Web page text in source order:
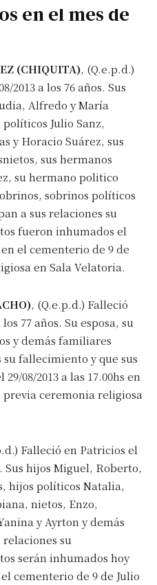
en el mes de
(CHIQUITA), (Q.e.p.d.)
2013 a los 76 años. Sus
Alfredo y María
Julio Sanz,
y Horacio Suárez, sus
sus hermanos
su hermano politico
sobrinos políticos
a sus relaciones su
fueron inhumados el
en el cementerio de 9 de
en Sala Velatoria.
, (Q.e.p.d.) Falleció
77 años. Su esposa, su
y demás familiares
fallecimiento y que sus
08/2013 a las 17.00hs en
ceremonia religiosa
Falleció en Patricios el
Sus hijos Miguel, Roberto,
hijos políticos Natalia,
nietos, Enzo,
y Ayrton y demás
su
serán inhumados hoy
el cementerio de 9 de Julio